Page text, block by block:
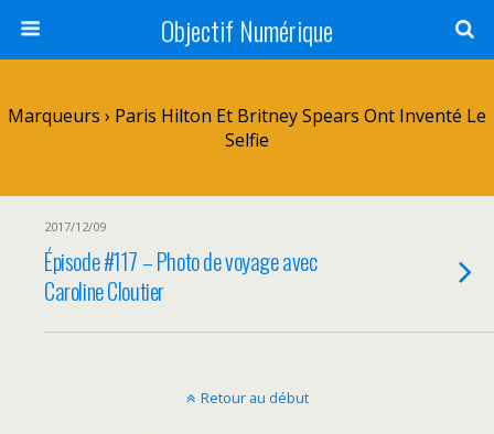
Objectif Numérique
Marqueurs › Paris Hilton Et Britney Spears Ont Inventé Le
Selfie
2017/12/09
Épisode #117 – Photo de voyage avec
Caroline Cloutier
Retour au début